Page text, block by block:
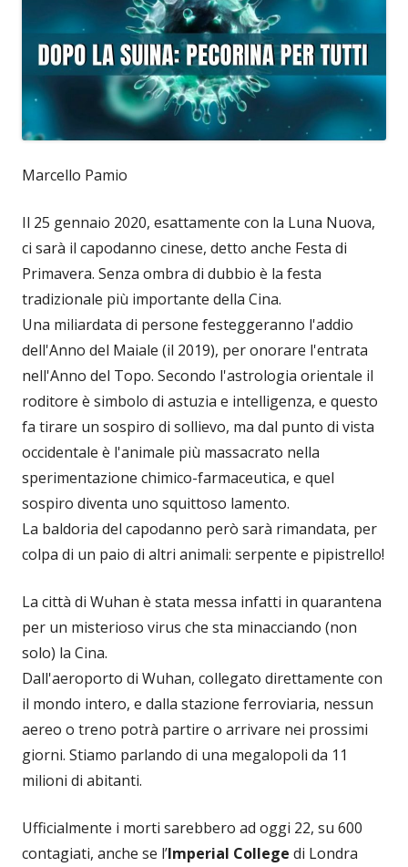
Marcello Pamio
Il 25 gennaio 2020, esattamente con la Luna Nuova,
ci sarà il capodanno cinese, detto anche Festa di
Primavera. Senza ombra di dubbio è la festa
tradizionale più importante della Cina.
Una miliardata di persone festeggeranno l'addio
dell'Anno del Maiale (il 2019), per onorare l'entrata
nell'Anno del Topo. Secondo l'astrologia orientale il
roditore è simbolo di astuzia e intelligenza, e questo
fa tirare un sospiro di sollievo, ma dal punto di vista
occidentale è l'animale più massacrato nella
sperimentazione chimico-farmaceutica, e quel
sospiro diventa uno squittoso lamento.
La baldoria del capodanno però sarà rimandata, per
colpa di un paio di altri animali: serpente e pipistrello!
La città di Wuhan è stata messa infatti in quarantena
per un misterioso virus che sta minacciando (non
solo) la Cina.
Dall'aeroporto di Wuhan, collegato direttamente con
il mondo intero, e dalla stazione ferroviaria, nessun
aereo o treno potrà partire o arrivare nei prossimi
giorni. Stiamo parlando di una megalopoli da 11
milioni di abitanti.
Ufficialmente i morti sarebbero ad oggi 22, su 600
contagiati, anche se l’Imperial College di Londra